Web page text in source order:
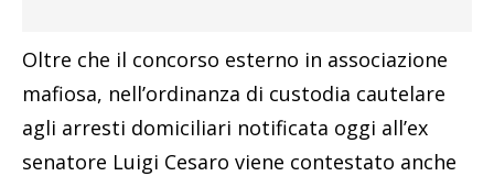
Oltre che il concorso esterno in associazione
mafiosa, nell’ordinanza di custodia cautelare
agli arresti domiciliari notificata oggi all’ex
senatore Luigi Cesaro viene contestato anche